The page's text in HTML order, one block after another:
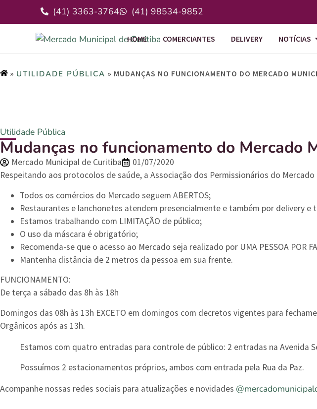
(41) 3363-3764 (41) 98534-9852
HOME COMERCIANTES DELIVERY NOTÍCIAS
» UTILIDADE PÚBLICA » MUDANÇAS NO FUNCIONAMENTO DO MERCADO
Utilidade Pública
Mudanças no funcionamento do Mercado
Mercado Municipal de Curitiba
01/07/2020
Respeitando aos protocolos de saúde, a Associação dos Permissionários do
Todos os comércios do Mercado seguem ABERTOS;
Restaurantes e lanchonetes atendem presencialmente e também por delivery e
Estamos trabalhando com LIMITAÇÃO de público;
O uso da máscara é obrigatório;
Recomenda-se que o acesso ao Mercado seja realizado por UMA PESSOA POR
Mantenha distância de 2 metros da pessoa em sua frente.
FUNCIONAMENTO:
De terça a sábado das 8h às 18h
Domingos das 08h às 13h EXCETO em domingos com decretos vigentes para
Orgânicos após as 13h.
Estamos com quatro entradas para controle de público: 2 entradas na Avenida
Possuímos 2 estacionamentos próprios, ambos com entrada pela Rua da Paz.
Acompanhe nossas redes sociais para atualizações e novidades